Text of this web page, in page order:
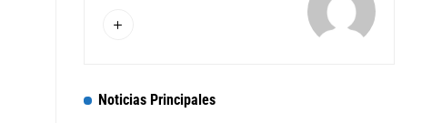
Noticias Principales